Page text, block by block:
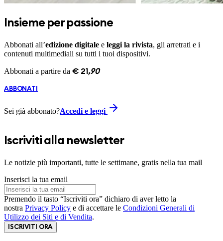
Insieme per passione
Abbonati all’edizione digitale e leggi la rivista, gli arretrati e i
contenuti multimediali su tutti i tuoi dispositivi.
Abbonati a partire da € 21,90
ABBONATI
Sei già abbonato?Accedi e leggi
Iscriviti alla newsletter
Le notizie più importanti, tutte le settimane, gratis nella tua mail
Inserisci la tua email
Premendo il tasto “Iscriviti ora” dichiaro di aver letto la
nostra Privacy Policy e di accettare le Condizioni Generali di
Utilizzo dei Siti e di Vendita.
ISCRIVITI ORA